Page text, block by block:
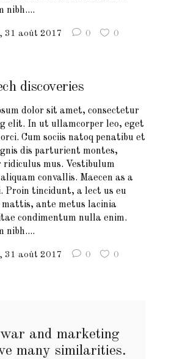
nibh....
31 août 2017 0 0
discoveries
dolor sit amet, consectetur
elit. In ut ullamcorper leo, eget
Cum sociis natoq penatibu et
dis parturient montes,
ridiculus mus. Vestibulum
convallis. Maecen as a
Proin tincidunt, a lect us eu
ante metus lacinia
condimentum nulla enim.
nibh....
31 août 2017 0 0
war and marketing
many similarities.